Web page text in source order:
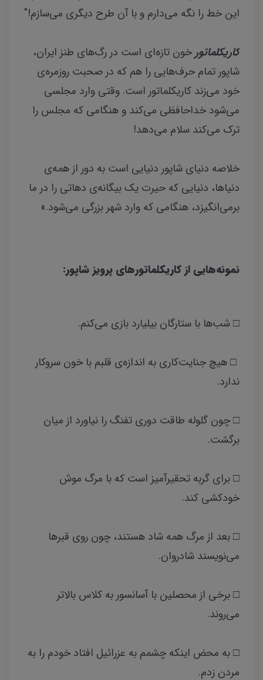
این خط را نگه می‌دارم و با آن طرح دیگری می‌سازم!"
کاریکلماتورخون تازه‌ای است در رگ‌های طنز ایران،
شاپور تمام حرف‌هایی را هم که در صحبت‌ روزمره‌ی
خود می‌زند کاریکلماتور است. وقتی وارد مجلسی
می‌شود خداحافظی می‌کند و هنگامی که مجلس را
ترک می‌کند سلام می‌دهد!
خلاصه دنیای شاپور دنیایی است به دور از همه‌ی
دنیاها، دنیایی که حیرت یک بیگانه‌‌ی دهاتی را در ما
برمی‌انگیزد، هنگامی که وارد شهر بزرگی می‌شود.»
نمونه‌هایی از کاریکلماتورهای پرویز شاپور:
□ شب‌ها با ستارگان بیلیارد بازی می‌کنم.
□ هیچ جنایت‌کاری به اندازه‌ی قلبم با خون سروکار
ندارد.
□ چون گلوله طاقت دوری تفنگ را نیاورد از میان
برگشت.
□ برای گربه تحقیرآمیز است که با مرگ موش
خودکشی کند.
□ بعد از مرگ همه شاد هستند، چون روی قبرها
می‌نویسند شادروان.
□ برخی از محصلین با آسانسور به کلاس بالاتر
می‌روند.
□ به محض اینکه چشمم به عزرائیل افتاد خودم را به
مردن زدم.